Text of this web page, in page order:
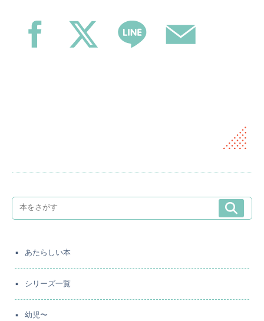
あたらしい本
シリーズ一覧
幼児〜